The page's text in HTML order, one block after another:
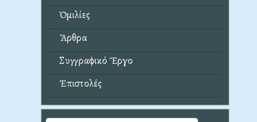
Ὁμιλίες
Ἄρθρα
Συγγραφικό Ἔργο
Ἐπιστολές